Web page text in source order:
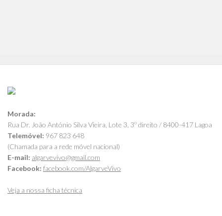
Morada:
Rua Dr. João António Silva Vieira, Lote 3, 3º direito / 8400-417 Lagoa
Telemóvel: 967 823 648
(Chamada para a rede móvel nacional)
E-mail: algarvevivo@gmail.com
Facebook: facebook.com/AlgarveVivo
Veja a nossa ficha técnica